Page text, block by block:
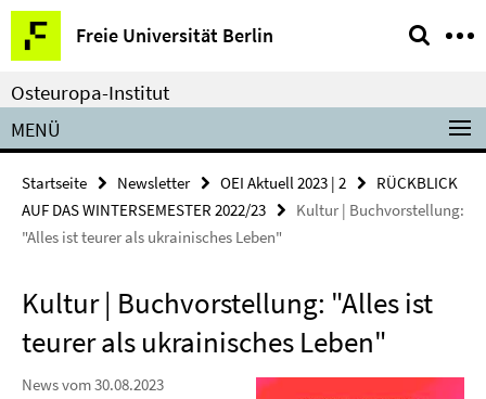
Springe
direkt
zu
Inhalt
Freie Universität Berlin
Service-
Navigation
Osteuropa-Institut
MENÜ
Startseite Newsletter OEI Aktuell 2023 | 2
RÜCKBLICK
AUF DAS WINTERSEMESTER 2022/23
Kultur | Buchvorstellung:
"Alles ist teurer als ukrainisches Leben"
Kultur | Buchvorstellung: "Alles ist
teurer als ukrainisches Leben"
News vom 30.08.2023